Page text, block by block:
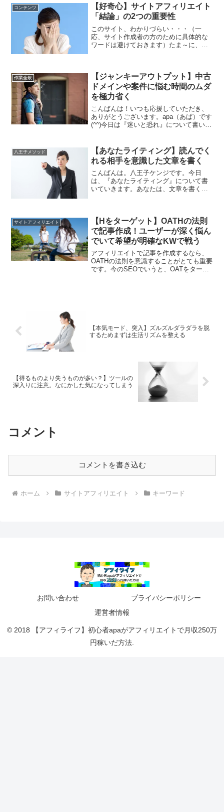
きるけど、時間はいつまで経ってもマイ
ナスのままです。だからこそ、自己研鑽
にこそリソースを割くことが大切です。
コンテンツ
【好奇心】サイトアフィリエイト
「結論」の2つの重要性
このサイト、わかりづらい・・・（一
応、サイト作成者の方のために具体的な
ワードは避けておきます）たま～に、僕
を上位表示する傾向に...
作業全般
【ジャンキーアウトプット】中古
ドメインや案件に悩む時間のムダ
を極力省く
こんばんは！いつも応援していただき、
ありがとうございます。apa（あぱ）です
(^^)今日は『迷いと恐れ』について書いて
りすることないですか？中古ドメインで
サイトの上位表...
八王子メソッド
【あなたライティング】読んでく
れる相手を意識した文章を書く
こんばんは。八王子ケンジです。今日
は、『あなたライティング』について書
いていきます。あなたは、文章を書くと
ことは、たくさんあります。...
サイトアフィリエイト
【Hをターゲット】OATHの法則
で記事作成！ユーザーが深く悩ん
でいて希望が明確なKWで戦う
アフィリエイトで記事を作成するなら、
OATHの法則を意識することがとても重要
です。今のSEOでいうと、OATをターゲ
【本気モード、突入】ズルズルダラダラを脱
するためまずは生活リズムを整える
【得るものより失うものが多い？】ツールの
深入りに注意。なにかした気になってしまう
コメント
コメントを書き込む
ホーム サイトアフィリエイト キーワード
お問い合わせ
プライバシーポリシー
運営者情報
© 2018 【アフィライフ】初心者apaがアフィリエイトで月収250万
円稼いだ方法.